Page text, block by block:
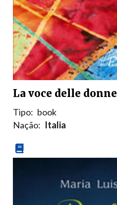
La voce delle donne
Tipo: book
Nação: Italia